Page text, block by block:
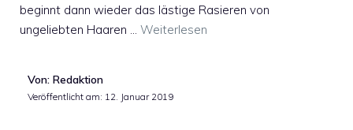
beginnt dann wieder das lästige Rasieren von
ungeliebten Haaren … Weiterlesen
Von: Redaktion
Veröffentlicht am: 12. Januar 2019